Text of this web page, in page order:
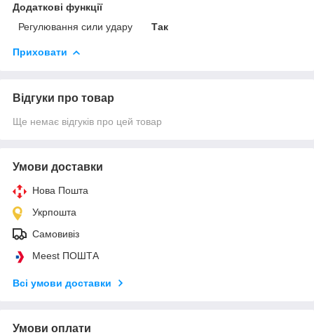
Додаткові функції
Регулювання сили удару
Так
Приховати
Відгуки про товар
Ще немає відгуків про цей товар
Умови доставки
Нова Пошта
Укрпошта
Самовивіз
Meest ПОШТА
Всі умови доставки
Умови оплати